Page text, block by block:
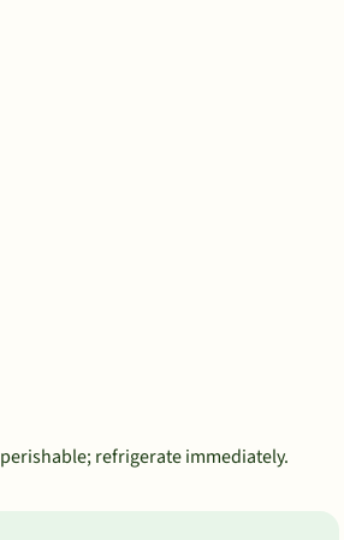
refrigerate immediately.